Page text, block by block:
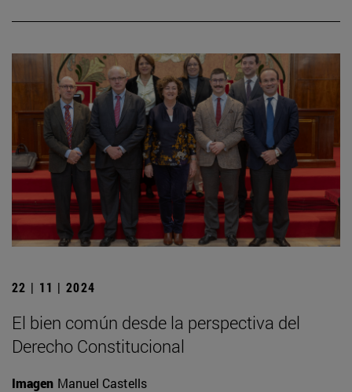
22 | 11 | 2024
El bien común desde la perspectiva del
Derecho Constitucional
Imagen Manuel Castells